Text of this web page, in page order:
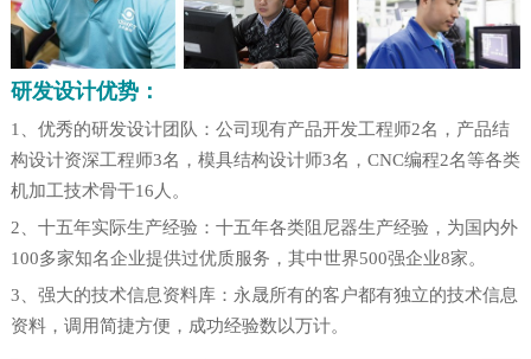
研发设计优势：
1、优秀的研发设计团队：公司现有产品开发工程师2名，产品结
构设计资深工程师3名，模具结构设计师3名，CNC编程2名等各类
机加工技术骨干16人。
2、十五年实际生产经验：十五年各类阻尼器生产经验，为国内外
100多家知名企业提供过优质服务，其中世界500强企业8家。
3、强大的技术信息资料库：永晟所有的客户都有独立的技术信息
资料，调用简捷方便，成功经验数以万计。